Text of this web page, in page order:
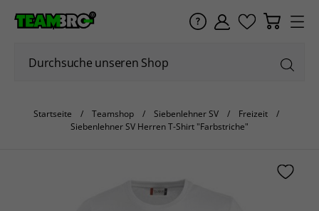
Startseite Teamshop Siebenlehner SV
Freizeit
Siebenlehner SV Herren T-Shirt "Farbstriche"